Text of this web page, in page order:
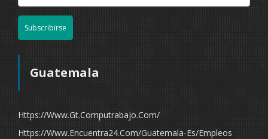
Subscribirse
Guatemala
Https://www.gt.computrabajo.com/
Https://www.encuentra24.com/guatemala-Es/empleos